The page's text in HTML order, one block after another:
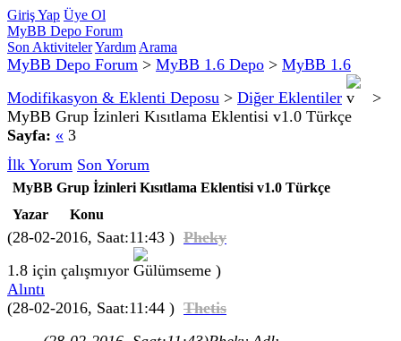
Giriş Yap Üye Ol
MyBB Depo Forum
Son AktivitelerYardım Arama
MyBB Depo Forum > MyBB 1.6 Depo > MyBB 1.6
Modifikasyon & Eklenti Deposu > Diğer Eklentiler
>
MyBB Grup İzinleri Kısıtlama Eklentisi v1.0 Türkçe
Sayfa: « 3
İlk Yorum Son Yorum
MyBB Grup İzinleri Kısıtlama Eklentisi v1.0 Türkçe
Yazar
Konu
(28-02-2016, Saat:11:43 ) Pheky
1.8 için çalışmıyor
)
Alıntı
(28-02-2016, Saat:11:44 ) Thetis